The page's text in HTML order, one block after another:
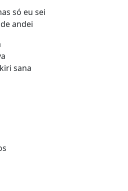
só eu sei
andei
sana